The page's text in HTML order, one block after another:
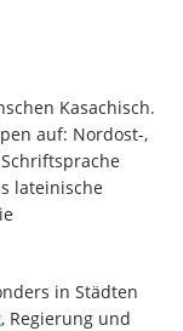
Kasachisch.
auf: Nordost-,
lateinische
in Städten
, Regierung und